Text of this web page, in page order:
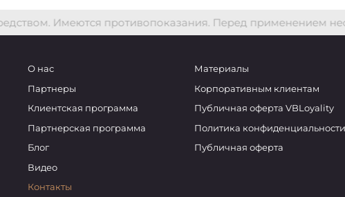
Имеются противопоказания. Перед применением
О нас
Партнеры
Клиентская программа
Партнерская программа
Блог
Видео
Контакты
Материалы
Корпоративным клиентам
Публичная оферта VBLoyality
Политика конфиденциальности
Публичная оферта